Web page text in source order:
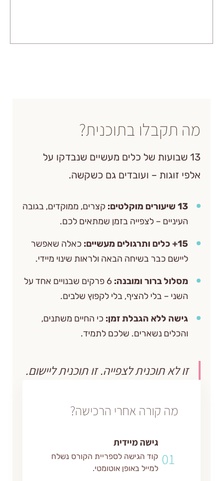
בתוכנית?
של כלים מעשיים שנבדקו על
– ועובדים גם כשקשה.
קצרים, ממוקדים, בגובה
– לצפייה בזמן שמתאים לכם.
כאלה שאפשר
כבר בשיחה הבאה ולראות שינוי מיידי.
ברור ומובנה:
6 פרקים שבנויים אחד על
– בלי להציף, בלי לקפוץ שלבים.
ללא הגבלת זמן:כי החיים משתנים,
נשארים. שלכם לתמיד.
תוכנית לצפייה. זו תוכנית ליישום.
קורה אחרי הרכישה?
קוד הגישה לספריית הקורס נשלח
למייל באופן אוטומטי.